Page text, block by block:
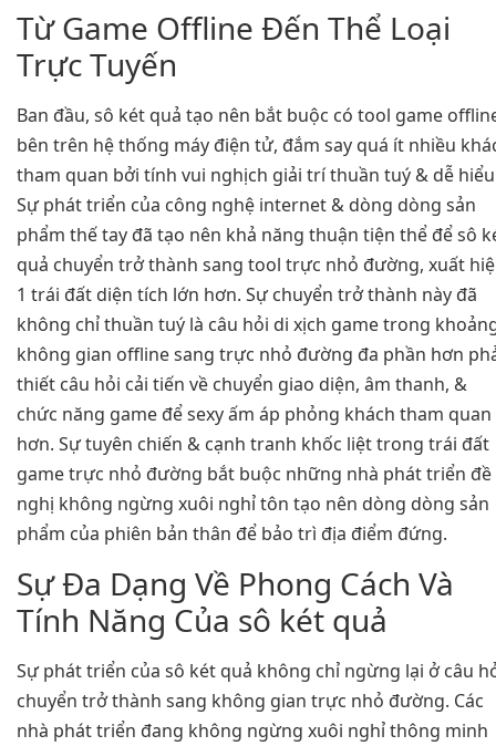
Từ Game Offline Đến Thể Loại
Trực Tuyến
Ban đầu, sô két quả tạo nên bắt buộc có tool game
bên trên hệ thống máy điện tử, đắm say quá ít nhiều
tham quan bởi tính vui nghịch giải trí thuần tuý & dễ
Sự phát triển của công nghệ internet & dòng dòng sản
phẩm thế tay đã tạo nên khả năng thuận tiện thể để sô
quả chuyển trở thành sang tool trực nhỏ đường, xuất
1 trái đất diện tích lớn hơn. Sự chuyển trở thành này đã
không chỉ thuần tuý là câu hỏi di xịch game trong
không gian offline sang trực nhỏ đường đa phần hơn
thiết câu hỏi cải tiến về chuyển giao diện, âm thanh, &
chức năng game để sexy ấm áp phỏng khách tham quan
hơn. Sự tuyên chiến & cạnh tranh khốc liệt trong trái đất
game trực nhỏ đường bắt buộc những nhà phát triển đề
nghị không ngừng xuôi nghỉ tôn tạo nên dòng dòng sản
phẩm của phiên bản thân để bảo trì địa điểm đứng.
Sự Đa Dạng Về Phong Cách Và
Tính Năng Của sô két quả
Sự phát triển của sô két quả không chỉ ngừng lại ở câu
chuyển trở thành sang không gian trực nhỏ đường. Các
nhà phát triển đang không ngừng xuôi nghỉ thông minh